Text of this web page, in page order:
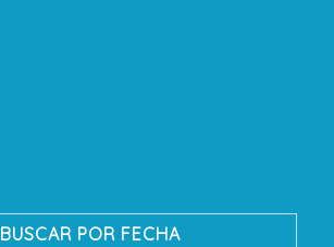
BUSCAR POR FECHA